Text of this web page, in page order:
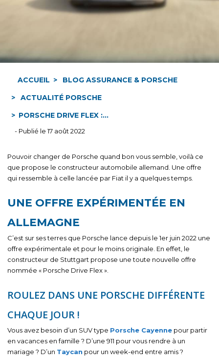
ACCUEIL
BLOG ASSURANCE & PORSCHE
ACTUALITÉ PORSCHE
PORSCHE DRIVE FLEX :...
- Publié le 17 août 2022
Pouvoir changer de Porsche quand bon vous semble, voilà ce
que propose le constructeur automobile allemand. Une offre
qui ressemble à celle lancée par Fiat il y a quelques temps.
UNE OFFRE EXPÉRIMENTÉE EN
ALLEMAGNE
C’est sur ses terres que Porsche lance depuis le 1er juin 2022 une
offre expérimentale et pour le moins originale. En effet, le
constructeur de Stuttgart propose une toute nouvelle offre
nommée « Porsche Drive Flex ».
ROULEZ DANS UNE PORSCHE DIFFÉRENTE
CHAQUE JOUR !
Vous avez besoin d’un SUV type Porsche Cayenne pour partir
en vacances en famille ? D’une 911 pour vous rendre à un
mariage ? D’un Taycan pour un week-end entre amis ?